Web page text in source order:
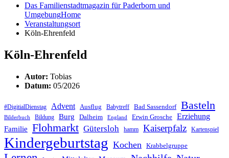
Das Familienstadtmagazin für Paderborn und
UmgebungHome
Veranstaltungsort
Köln-Ehrenfeld
Köln-Ehrenfeld
Autor: Tobias
Datum: 05/2026
#DigitialDienstag Advent Ausflug Babytreff Bad Sassendorf Basteln
Bilderbuch Bildung Burg Dalheim England Erwin Grosche Erziehung
Familie Flohmarkt Gütersloh hamm Kaiserpfalz Kartenspiel
Kindergeburtstag Kochen Krabbelgruppe